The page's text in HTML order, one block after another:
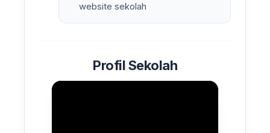
website sekolah
Profil Sekolah